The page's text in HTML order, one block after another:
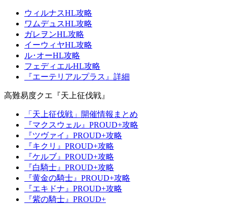
ウィルナスHL攻略
ワムデュスHL攻略
ガレヲンHL攻略
イーウィヤHL攻略
ル･オーHL攻略
フェディエルHL攻略
『エーテリアルプラス』詳細
高難易度クエ『天上征伐戦』
「天上征伐戦」開催情報まとめ
『マクスウェル』PROUD+攻略
『ツヴァイ』PROUD+攻略
『キクリ』PROUD+攻略
『ケルブ』PROUD+攻略
『白騎士』PROUD+攻略
『黄金の騎士』PROUD+攻略
『エキドナ』PROUD+攻略
『紫の騎士』PROUD+